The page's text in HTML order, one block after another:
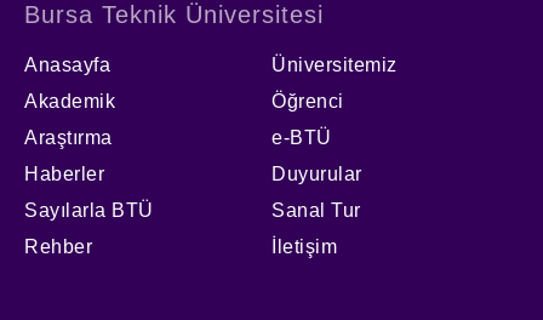
Bursa Teknik Üniversitesi
Anasayfa
Üniversitemiz
Akademik
Öğrenci
Araştırma
e-BTÜ
Haberler
Duyurular
Sayılarla BTÜ
Sanal Tur
Rehber
İletişim